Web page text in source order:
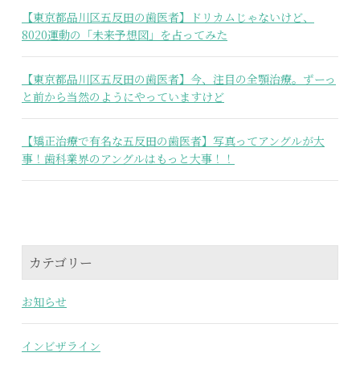
【東京都品川区五反田の歯医者】ドリカムじゃないけど、
8020運動の「未来予想図」を占ってみた
【東京都品川区五反田の歯医者】今、注目の全顎治療。ずーっ
と前から当然のようにやっていますけど
【矯正治療で有名な五反田の歯医者】写真ってアングルが大
事！歯科業界のアングルはもっと大事！！
カテゴリー
お知らせ
インビザライン